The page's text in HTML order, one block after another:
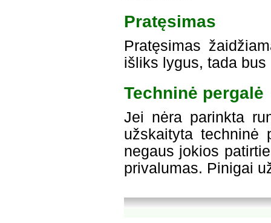
Pratęsimas
Pratęsimas
išliks lygus, tada
Techninė pergalė
Jei nėra parinkta
užskaityta techninė
negaus jokios
privalumas. Pinigai